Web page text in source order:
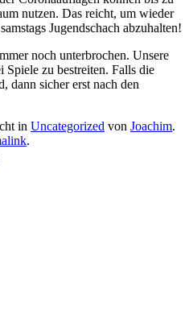
nutzen. Das reicht, um wieder
Jugendschach abzuhalten!
noch unterbrochen. Unsere
Spiele zu bestreiten. Falls die
dann sicher erst nach den
in Uncategorized von Joachim.
.